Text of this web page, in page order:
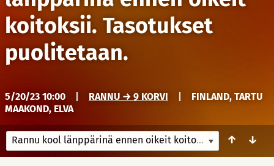
koitoksii. Tasotukset
puolitetaan.
5/20/23 10:00 RANNU → 9 KORVI
FINLAND, TARTU
MAAKOND, ELVA
Rannu kool länppärinä ennen oikeit koitoksii. Tasotukset puolitetaan. ↑ ↓